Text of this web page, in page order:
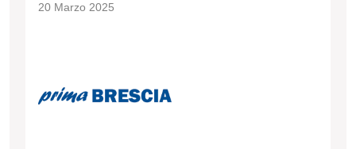
20 Marzo 2025